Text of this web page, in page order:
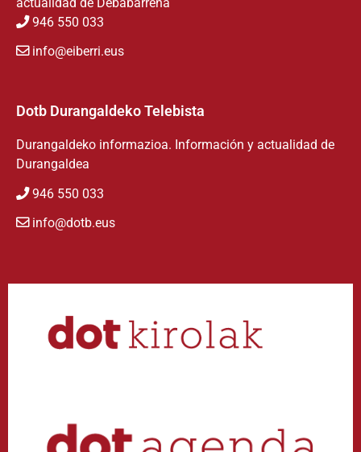
946 550 033
info@eiberri.eus
Dotb Durangaldeko Telebista
Durangaldeko informazioa. Información y actualidad de
Durangaldea
946 550 033
info@dotb.eus